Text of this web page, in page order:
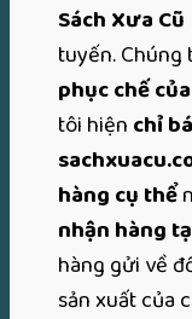
Sách Xưa Cũ
tuyến.
phục chế
tôi hiện chỉ
hàng cụ thể
nhận hàng
hàng gửi về
sản xuất của